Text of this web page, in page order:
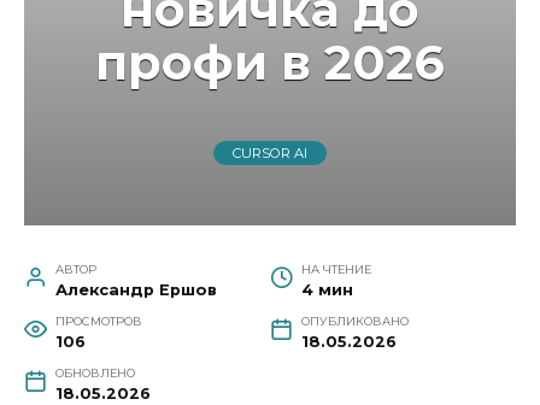
профи в 2026
CURSOR AI
АВТОР
Александр Ершов
НА ЧТЕНИЕ
4 мин
ПРОСМОТРОВ
106
ОПУБЛИКОВАНО
18.05.2026
ОБНОВЛЕНО
18.05.2026